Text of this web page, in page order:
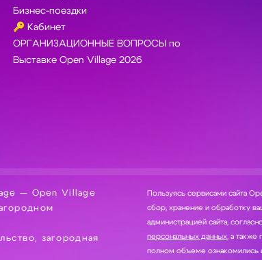
Бизнес-поездки
🔑 Кабинет
ОРГАНИЗАЦИОННЫЕ ВОПРОСЫ по
Выставке Open Village 2026
— Open Village
загородная
Пользуясь сервисами сайта
сбор, хранение и обработку ваших персональных данных
администрацией сайта,
персональных данных , а также
полном объеме ознакомились